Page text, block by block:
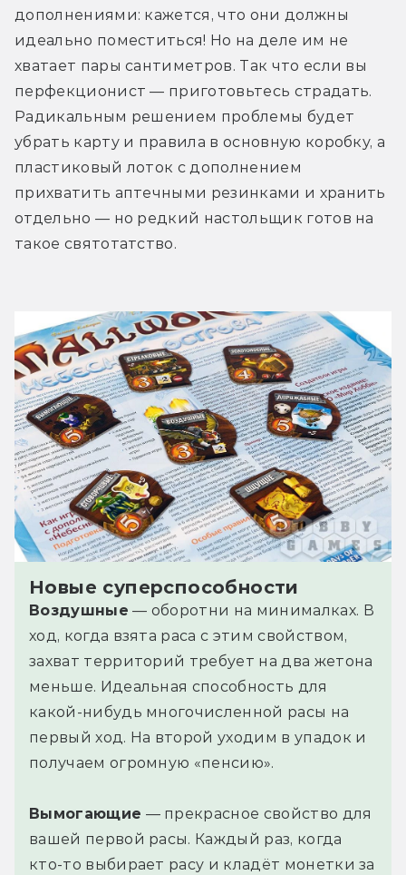
дополнениями: кажется, что они должны
идеально поместиться! Но на деле им не
хватает пары сантиметров. Так что если вы
перфекционист — приготовьтесь страдать.
Радикальным решением проблемы будет
убрать карту и правила в основную коробку, а
пластиковый лоток с дополнением
прихватить аптечными резинками и хранить
отдельно — но редкий настольщик готов на
такое святотатство.
Новые суперспособности
Воздушные — оборотни на минималках. В
ход, когда взята раса с этим свойством,
захват территорий требует на два жетона
меньше. Идеальная способность для
какой-нибудь многочисленной расы на
первый ход. На второй уходим в упадок и
получаем огромную «пенсию».
Вымогающие — прекрасное свойство для
вашей первой расы. Каждый раз, когда
кто-то выбирает расу и кладёт монетки за